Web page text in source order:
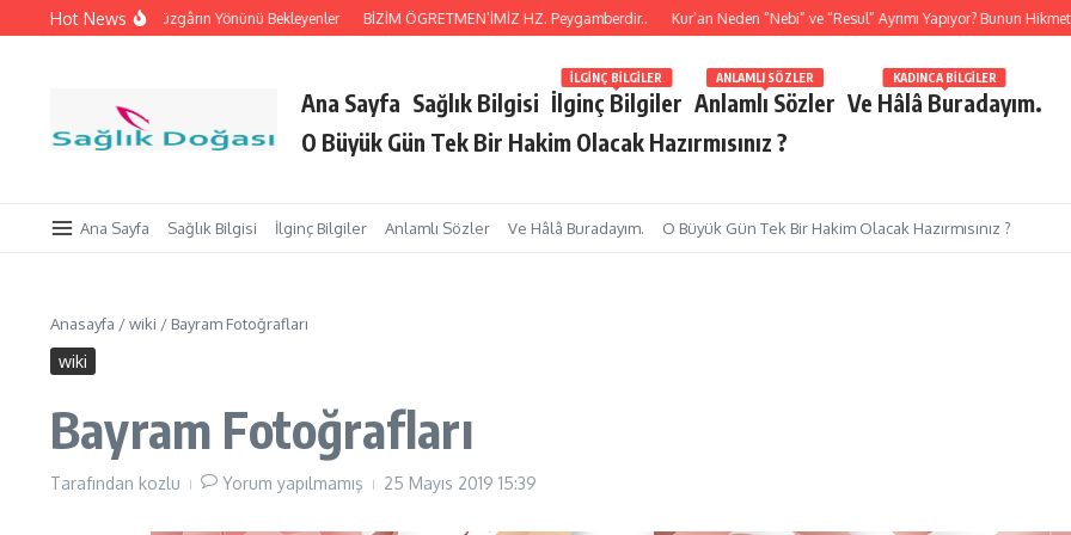
İçeriğe atlaHot News
Eller Rüzgârın Yönünü Bekleyenler BİZİM ÖGRETMEN’İMİZ HZ. Peygamberdir.. Kur’an Neden “Nebi” ve “Resul” Ayrımı Yapıyor? Bunun Hikmeti Nedir?
Ana Sayfa Sağlık Bilgisi İlginç Bilgiler
İLGINÇ BILGILER
Anlamlı Sözler
ANLAMLI SÖZLER
Ve Hâlâ Buradayım.
KADINCA BILGILER
O Büyük Gün Tek Bir Hakim Olacak Hazırmısınız ?
Ana Sayfa Sağlık Bilgisi İlginç Bilgiler Anlamlı Sözler Ve Hâlâ Buradayım. O Büyük Gün Tek Bir Hakim Olacak Hazırmısınız ?
Anasayfa /wiki / Bayram Fotoğrafları
wiki
Bayram Fotoğrafları
Tarafından kozlu Yorum yapılmamış 25 Mayıs 2019 15:39